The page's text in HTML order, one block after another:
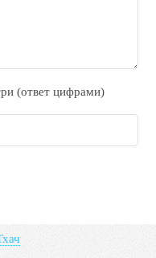
(ответ цифрами)